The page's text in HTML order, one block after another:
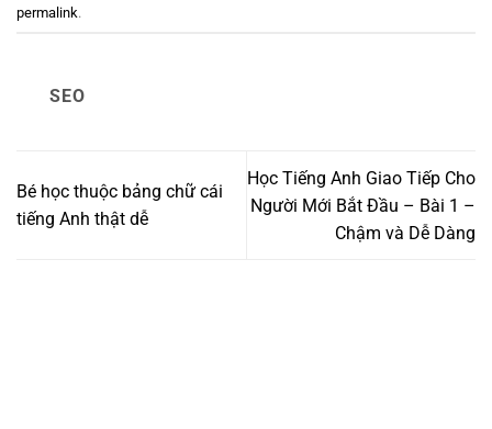
permalink.
SEO
Bé học thuộc bảng chữ cái
tiếng Anh thật dễ
Học Tiếng Anh Giao Tiếp Cho
Người Mới Bắt Đầu – Bài 1 –
Chậm và Dễ Dàng